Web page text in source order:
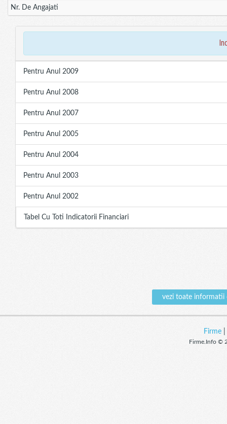
Nr. De Angajati
Pentru Anul 2009
Pentru Anul 2008
Pentru Anul 2007
Pentru Anul 2005
Pentru Anul 2004
Pentru Anul 2003
Pentru Anul 2002
Tabel Cu Toti Indicatorii Financiari
vezi toate informatii
Firme|
Firme.Info ©